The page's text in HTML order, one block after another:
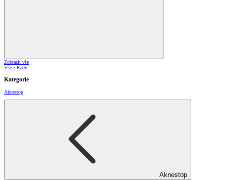
Zobrazit vše
Vše z Řady
Kategorie
Aknestop
Aknestop